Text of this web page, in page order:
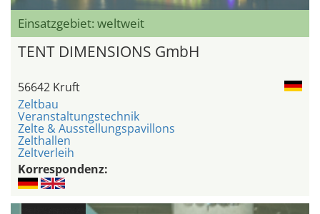
Einsatzgebiet: weltweit
TENT DIMENSIONS GmbH
56642 Kruft
Zeltbau
Veranstaltungstechnik
Zelte & Ausstellungspavillons
Zelthallen
Zeltverleih
Korrespondenz: